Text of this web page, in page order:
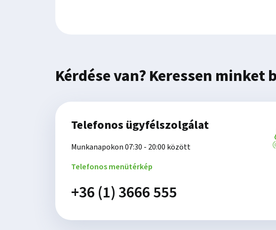
Kérdése van? Keressen minket
Telefonos ügyfélszolgálat
Munkanapokon 07:30 - 20:00 között
Telefonos menütérkép
+36 (1) 3666 555